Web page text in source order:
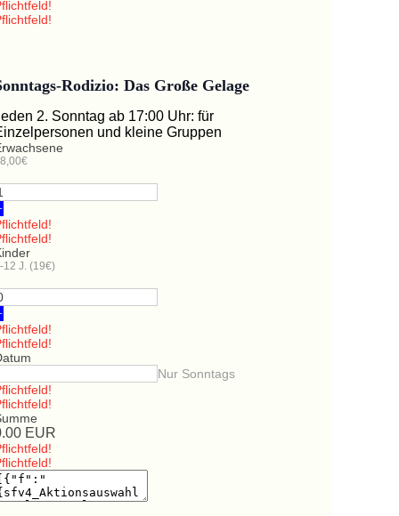
Rodizio: Das Große Gelage
2. Sonntag ab 17:00 Uhr: für
und kleine Gruppen
12 J. (19€)
Nur Sonntags
EUR